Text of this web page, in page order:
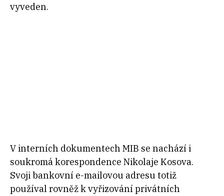
vyveden.
V interních dokumentech MIB se nachází i
soukromá korespondence Nikolaje Kosova.
Svoji bankovní e-mailovou adresu totiž
používal rovněž k vyřizování privátních